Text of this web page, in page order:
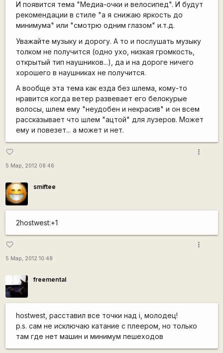
И появится тема "Медиа-очки и велосипед". И будут
рекомендации в стиле "а я снижаю яркость до
минимума" или "смотрю одним глазом" и.т.д.
Уважайте музыку и дорогу. А то и послушать музыку
толком не получится (одно ухо, низкая громкость,
открытый тип наушников...), да и на дороге ничего
хорошего в наушниках не получится.
А вообще эта тема как езда без шлема, кому-то
нравится когда ветер развевает его белокурые
волосы, шлем ему "неудобен и некрасив" и он всем
рассказывает что шлем "ацтой" для лузеров. Может
ему и повезет... а может и нет.
favorite_border
5 Мар, 2012 08:46
more_vert
smiftee
2hostwest:+1
favorite_border
5 Мар, 2012 10:48
more_vert
freemental
hostwest, расставил все точки над i, молодец!
p.s. сам не исключаю катание с плеером, но только
там где нет машин и минимум пешеходов